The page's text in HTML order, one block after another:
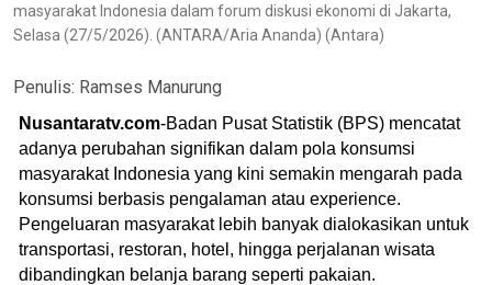
masyarakat Indonesia dalam forum diskusi ekonomi di Jakarta,
Selasa (27/5/2026). (ANTARA/Aria Ananda) (Antara)
Penulis: Ramses Manurung
Nusantaratv.com-Badan Pusat Statistik (BPS) mencatat
adanya perubahan signifikan dalam pola konsumsi
masyarakat Indonesia yang kini semakin mengarah pada
konsumsi berbasis pengalaman atau experience.
Pengeluaran masyarakat lebih banyak dialokasikan untuk
transportasi, restoran, hotel, hingga perjalanan wisata
dibandingkan belanja barang seperti pakaian.